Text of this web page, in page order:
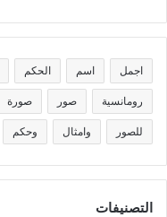
اجمل اسم الحكم
رومانسية صور صورة
للصور وامثال وحكم
التصنيفات